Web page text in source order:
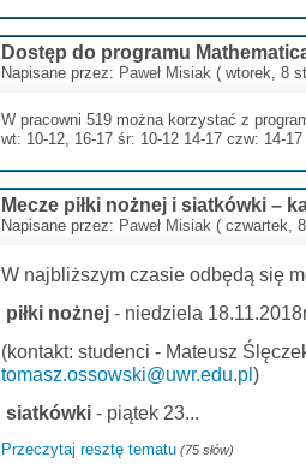
Dostęp do programu
Napisane przez: Paweł Misiak( wtorek, 8
W pracowni 519 można korzystać z
wt: 10-12, 16-17 śr: 10-12 14-17 czw: 14-
Mecze piłki nożnej i siatkówki –
Napisane przez: Paweł Misiak( czwartek,
W najbliższym czasie odbędą się
piłki nożnej- niedziela
(kontakt: studenci - Mateusz
tomasz.ossowski@uwr.edu.pl )
siatkówki- piątek 23...
Przeczytaj resztę tematu (75 słów)